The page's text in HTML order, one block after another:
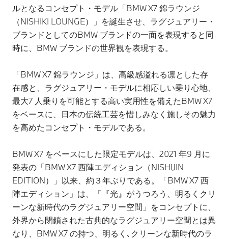
ルとなるコンセプト・モデル「BMW X7 錦ラウンジ
（NISHIKI LOUNGE）」を誕生させ、ラグジュアリー・
ブランドとしてのBMW ブランドの一面を表現すると同
時に、BMW ブランドの世界観を表現する。
「BMW X7 錦ラウンジ」は、高級感溢れる凛とした存
在感と、ラグジュアリー・モデルに相応しい乗り心地、
最大7 人乗りを可能とする高い実用性を備えたBMW X7
をベースに、日本の伝統工芸を惜しみなく施しその魅力
を高めたコンセプト・モデルである。
BMW X7 をベースにした限定モデルは、2021 年9 月に
発表の「BMW X7 西陣エディション（NISHIJIN
EDITION）」以来、約３年ぶりである。「BMW X7 西
陣エディション」は、「『光』がうつろう、明るくクリ
ーンな新時代のラグジュアリー空間」をコンセプトに、
外界から閉鎖された古典的なラグジュアリー空間とは異
なり、BMW X7 の持つ、明るく､クリーンな新時代のラ